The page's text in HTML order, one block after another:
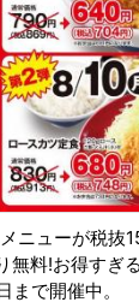
ニューが税抜
無料!お得すぎ
まで開催中。